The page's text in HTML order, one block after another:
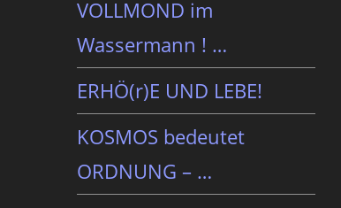
VOLLMOND im
Wassermann ! …
ERHÖ(r)E UND LEBE!
KOSMOS bedeutet
ORDNUNG – …